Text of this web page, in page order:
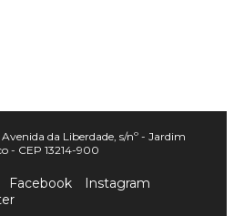
Avenida da Liberdade, s/nº - Jardim
- CEP 13214-900
Facebook
Instagram